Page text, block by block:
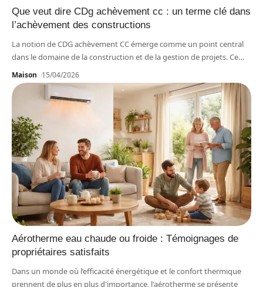
Que veut dire CDg achèvement cc : un terme clé dans
l’achèvement des constructions
La notion de CDG achèvement CC émerge comme un point central
dans le domaine de la construction et de la gestion de projets. Ce…
Maison 15/04/2026
Aérotherme eau chaude ou froide : Témoignages de
propriétaires satisfaits
Dans un monde où l’efficacité énergétique et le confort thermique
prennent de plus en plus d'importance, l'aérotherme se présente